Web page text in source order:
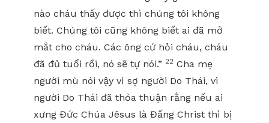
nào cháu thấy được thì chúng tôi không
biết. Chúng tôi cũng không biết ai đã mở
mắt cho cháu. Các ông cứ hỏi cháu, cháu
đã đủ tuổi rồi, nó sẽ tự nói.” 22 Cha mẹ
người mù nói vậy vì sợ người Do Thái, vì
người Do Thái đã thỏa thuận rằng nếu ai
xưng Đức Chúa Jêsus là Đấng Christ thì bị